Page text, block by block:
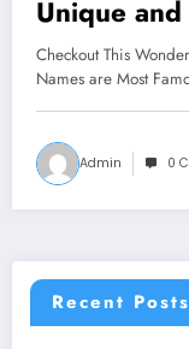
Unique
Worlds
Checkout This
Names are Most
Admin 0
Recent Posts